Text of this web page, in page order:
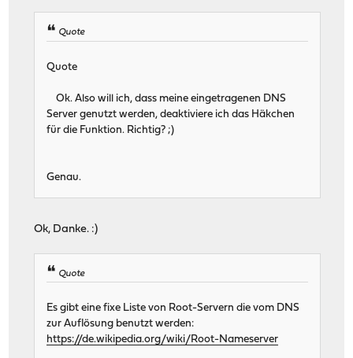
Quote
Quote
Ok. Also will ich, dass meine eingetragenen DNS
Server genutzt werden, deaktiviere ich das Häkchen
für die Funktion. Richtig? ;)
Genau.
Ok, Danke. :)
Quote
Es gibt eine fixe Liste von Root-Servern die vom DNS
zur Auflösung benutzt werden:
https://de.wikipedia.org/wiki/Root-Nameserver